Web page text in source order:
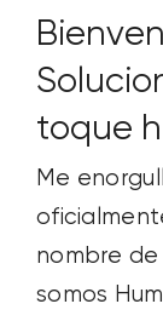
toque
Me
nombre de
somos